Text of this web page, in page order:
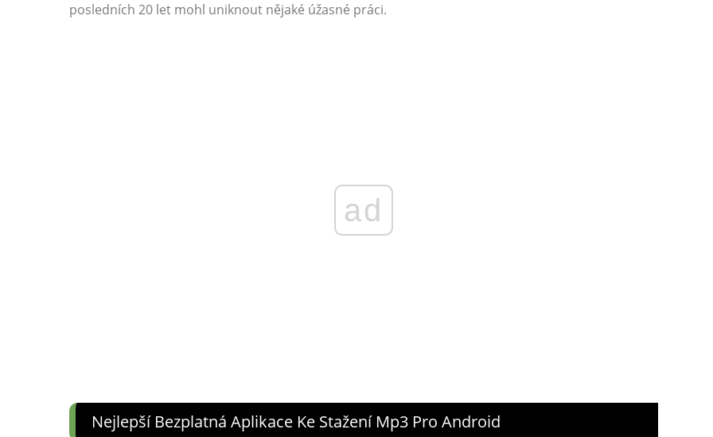
posledních 20 let mohl uniknout nějaké úžasné práci.
ad
Nejlepší Bezplatná Aplikace Ke Stažení Mp3 Pro Android